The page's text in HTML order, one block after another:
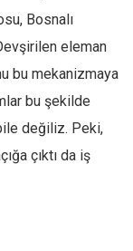
Bosnalı
eleman
bu mekanizmaya
bu şekilde
değiliz. Peki,
çıktı da iş